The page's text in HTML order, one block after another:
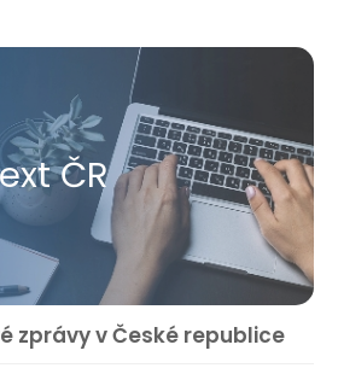
ČR
zprávy v České republice